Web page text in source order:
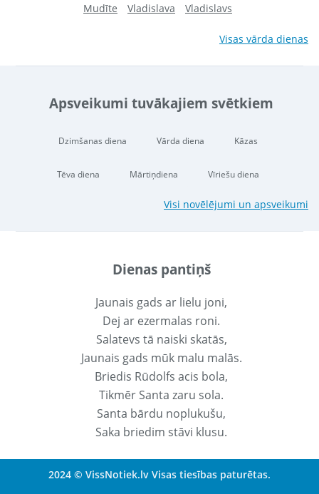
Mudīte Vladislava Vladislavs
Visas vārda dienas
Apsveikumi tuvākajiem svētkiem
Dzimšanas diena Vārda diena Kāzas
Tēva diena Mārtiņdiena Vīriešu diena
Visi novēlējumi un apsveikumi
Dienas pantiņš
Jaunais gads ar lielu joni,
Dej ar ezermalas roni.
Salatevs tā naiski skatās,
Jaunais gads mūk malu malās.
Briedis Rūdolfs acis bola,
Tikmēr Santa zaru sola.
Santa bārdu noplukušu,
Saka briedim stāvi klusu.
2024 © VissNotiek.lv Visas tiesības paturētas.